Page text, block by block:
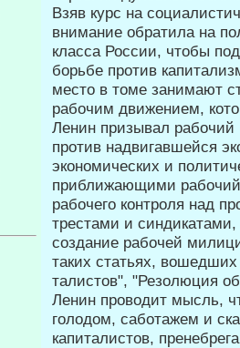
Взяв курс на
внимание обратила на
класса России, чтобы
борьбе против
место в томе занимают
рабочим движением,
Ленин призывал рабочий
против надвигавшейся
экономических и
приближающими рабочий
рабочего контроля над
трестами и
создание рабочей
таких статьях,
талистов", "Резолюция
Ленин проводит мысль,
голодом, саботажем и
капиталистов,